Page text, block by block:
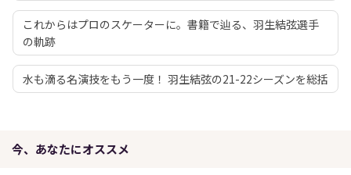
これからはプロのスケーターに。書籍で辿る、羽生結弦選手
の軌跡
水も滴る名演技をもう一度！ 羽生結弦の21-22シーズンを総括
今、あなたにオススメ